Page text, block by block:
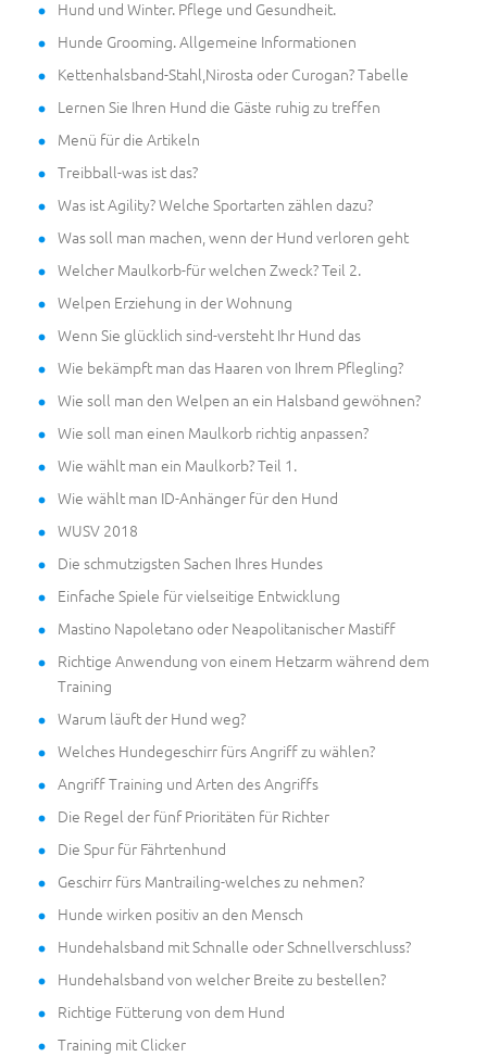
Hund und Winter. Pflege und Gesundheit.
Hunde Grooming. Allgemeine Informationen
Kettenhalsband-Stahl,Nirosta oder Curogan? Tabelle
Lernen Sie Ihren Hund die Gäste ruhig zu treffen
Menü für die Artikeln
Treibball-was ist das?
Was ist Agility? Welche Sportarten zählen dazu?
Was soll man machen, wenn der Hund verloren geht
Welcher Maulkorb-für welchen Zweck? Teil 2.
Welpen Erziehung in der Wohnung
Wenn Sie glücklich sind-versteht Ihr Hund das
Wie bekämpft man das Haaren von Ihrem Pflegling?
Wie soll man den Welpen an ein Halsband gewöhnen?
Wie soll man einen Maulkorb richtig anpassen?
Wie wählt man ein Maulkorb? Teil 1.
Wie wählt man ID-Anhänger für den Hund
WUSV 2018
Die schmutzigsten Sachen Ihres Hundes
Einfache Spiele für vielseitige Entwicklung
Mastino Napoletano oder Neapolitanischer Mastiff
Richtige Anwendung von einem Hetzarm während dem
Training
Warum läuft der Hund weg?
Welches Hundegeschirr fürs Angriff zu wählen?
Angriff Training und Arten des Angriffs
Die Regel der fünf Prioritäten für Richter
Die Spur für Fährtenhund
Geschirr fürs Mantrailing-welches zu nehmen?
Hunde wirken positiv an den Mensch
Hundehalsband mit Schnalle oder Schnellverschluss?
Hundehalsband von welcher Breite zu bestellen?
Richtige Fütterung von dem Hund
Training mit Clicker